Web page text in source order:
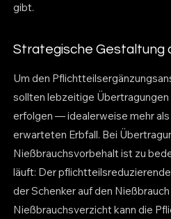
gibt.
Strategische Gestaltung
Um den
sollten lebzeitige
erfolgen — idealerweise mehr
erwarteten Erbfall. Bei
Nießbrauchsvorbehalt ist zu
läuft: Der
der Schenker auf den
Nießbrauchsverzicht kann die